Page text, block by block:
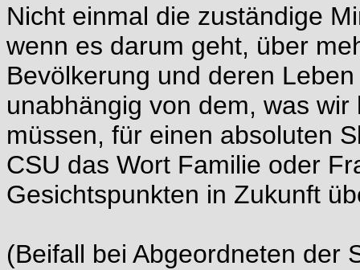
Nicht einmal die zuständige
wenn es darum geht, über
Bevölkerung und deren
unabhängig von dem, was
müssen, für einen absoluten
CSU das Wort Familie oder
Gesichtspunkten in Zukunft
(Beifall bei Abgeordneten der